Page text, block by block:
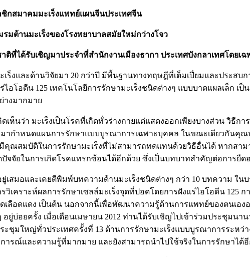
กสมาคมมะเร็งแพทย์แผนจีนประเทศจีน
รมต้านมะเร็งของโรงพยาบาลสมัยใหม่กว่างโจว
ติที่ได้รับเชิญมาประจำที่สำนักงานเมืองธากา ประเทศบังกลาเทศโดยเฉ
งและด้านวิจัยมา 20 กว่าปี มีพื้นฐานทางทฤษฎีที่เต็มเปี่ยมและประสบ
โอดีน 125 เทคโนโลยีการรักษามะเร็งชนิดต่างๆ แบบบาดแผลเล็ก เป็
างมากมาย
นว่า มะเร็งเป็นโรคที่เกิดทั่วร่างกายแต่แสดงออกเพียงบางส่วน วิธีก
ากำหนดแผนการรักษาแบบบูรณาการเฉพาะบุคคล ในขณะเดียวกันคุ
สมบัติในการรักษามะเร็งที่ไม่สามารถทดแทนด้วยวิธีอื่นได้ หากสาม
จจัยในการเกิดโรคแทรกซ้อนได้อีกด้วย ซึ่งเป็นบทบาทสำคัญต่อการยื
มอและเคยตีพิมพ์บทความด้านมะเร็งชนิดต่างๆ กว่า 10 บทความ ใน
เคราะห์ผลการรักษาเซลล์มะเร็งจุดที่ปอดโดยการฝังแร่ไอโอดีน 125
ลือดแดง เป็นต้น นอกจากนี้เพื่อพัฒนาความรู้ด้านการแพทย์ของตนเองอ
อยครั้ง เมื่อเดือนเมษายน 2012 ท่านได้รับเชิญไปเข้าร่วมประชุมนาน
มใหญ่ทั่วประเทศครั้งที่ 13 ด้านการรักษามะเร็งแบบบูรณาการระห
รณ์และความรู้ที่มากมาย และยังสามารถนำไปใช้จริงในการรักษาได้อี